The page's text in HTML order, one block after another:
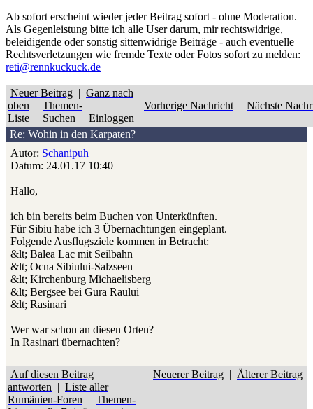
Ab sofort erscheint wieder jeder Beitrag sofort - ohne Moderation.
Als Gegenleistung bitte ich alle User darum, mir rechtswidrige,
beleidigende oder sonstig sittenwidrige Beiträge - auch eventuelle
Rechtsverletzungen wie fremde Texte oder Fotos sofort zu melden:
reti@rennkuckuck.de
Neuer Beitrag | Ganz nach
oben | Themen-
Liste | Suchen | Einloggen
Vorherige Nachricht | Nächste
Re: Wohin in den Karpaten?
Autor: Schanipuh
Datum: 24.01.17 10:40
Hallo,
ich bin bereits beim Buchen von Unterkünften.
Für Sibiu habe ich 3 Übernachtungen eingeplant.
Folgende Ausflugsziele kommen in Betracht:
&lt; Balea Lac mit Seilbahn
&lt; Ocna Sibiului-Salzseen
&lt; Kirchenburg Michaelisberg
&lt; Bergsee bei Gura Raului
&lt; Rasinari
Wer war schon an diesen Orten?
In Rasinari übernachten?
Auf diesen Beitrag
antworten | Liste aller
Rumänien-Foren | Themen-
Neuerer Beitrag | Älterer Beitrag